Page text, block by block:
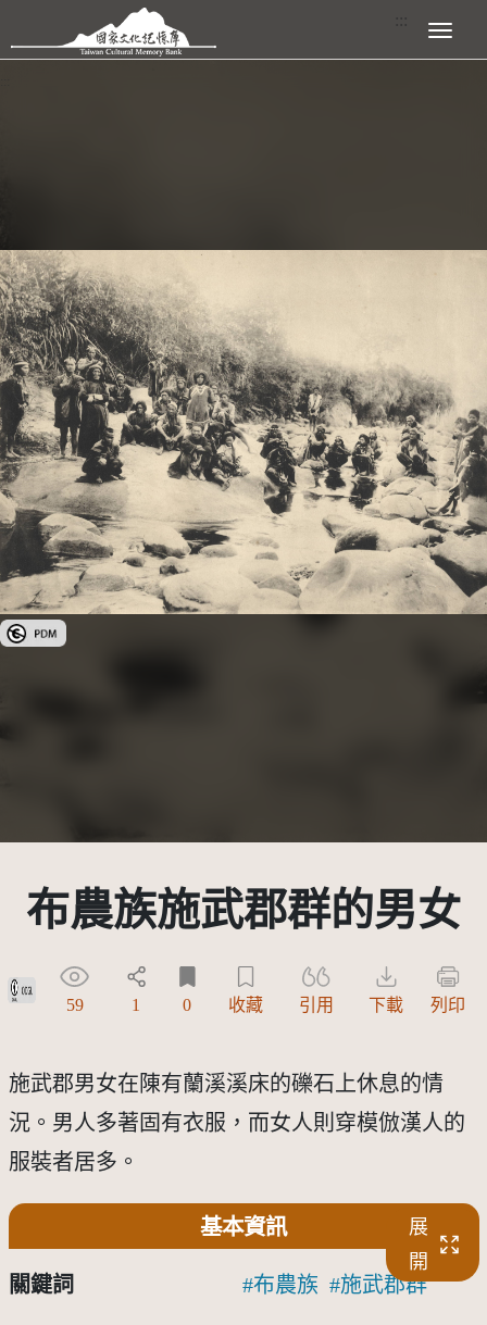
跳到主要內容區塊 展開選單
公眾領域標章(PDM)
布農族施武郡群的男女
政府資料開放授權條款-第1版(OGDL 1.0)
59 1 0 收藏 引用 下載 列印
施武郡男女在陳有蘭溪溪床的礫石上休息的情
況。男人多著固有衣服，而女人則穿模倣漢人的
服裝者居多。
基本資訊
展
開
關鍵詞 布農族 施武郡群